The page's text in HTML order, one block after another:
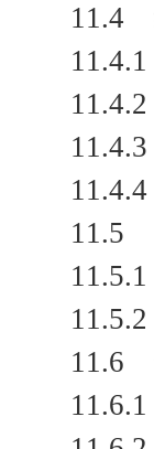
11.4
11.5
11.6